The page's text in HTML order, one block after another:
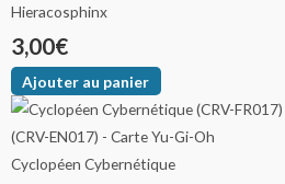
Hieracosphinx
3,00€
Ajouter au panier
Cyclopéen Cybernétique